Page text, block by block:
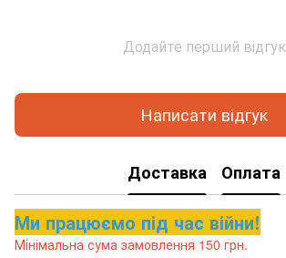
Додайте перший відгук
Написати відгук
Доставка Оплата
Ми працюємо під час війни!
Мінімальна сума замовлення 150 грн.